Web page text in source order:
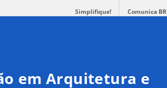
Simplifique! Comunica BR
em Arquitetura e